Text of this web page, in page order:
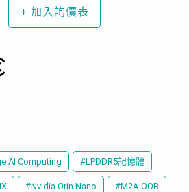
+ 加入詢價表
AI Computing #LPDDR5記憶體
#Nvidia Orin Nano #M2A-OOB